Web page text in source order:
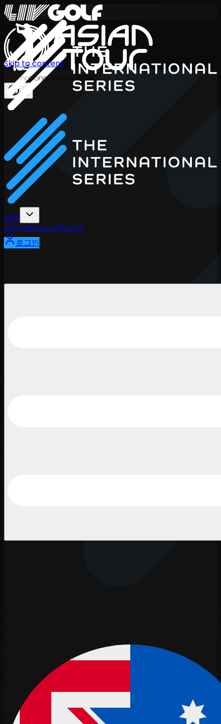
International Series 2026
KO
일정
선수순위 뉴스시청소개
로그인
Skip to content